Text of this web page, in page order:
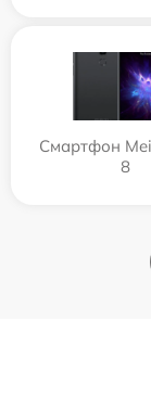
Смартфон
8